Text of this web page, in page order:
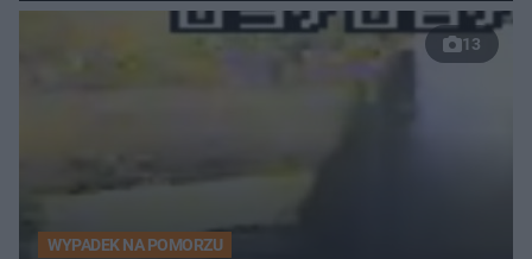
13
WYPADEK NA POMORZU